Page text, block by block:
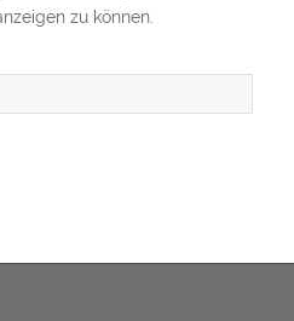
zu können.